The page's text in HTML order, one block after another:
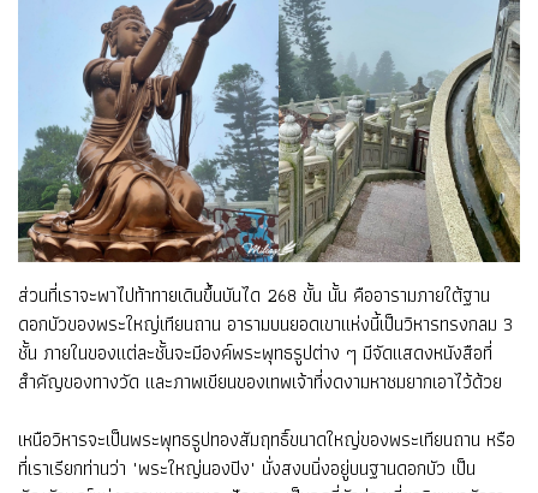
ส่วนที่เราจะพาไปท้าทายเดินขึ้นบันได 268 ขั้น นั้น คืออารามภายใต้ฐาน
ดอกบัวของพระใหญ่เทียนถาน อารามบนยอดเขาแห่งนี้เป็นวิหารทรงกลม 3
ชั้น ภายในของแต่ละชั้นจะมีองค์พระพุทธรูปต่าง ๆ มีจัดแสดงหนังสือที่
สำคัญของทางวัด และภาพเขียนของเทพเจ้าที่งดงามหาชมยากเอาไว้ด้วย
เหนือวิหารจะเป็นพระพุทธรูปทองสัมฤทธิ์ขนาดใหญ่ของพระเทียนถาน หรือ
ที่เราเรียกท่านว่า "พระใหญ่นองปิง" นั่งสงบนิ่งอยู่บนฐานดอกบัว เป็น